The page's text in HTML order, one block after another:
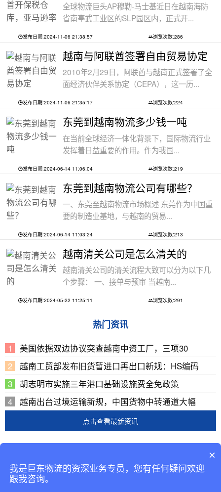
全球物流巨头AP穆勒-马士基近日在越南海防
省南亭武工业区的SLP园区内，正式开...
发布日期:2024-11-06 21:38:57 浏览次数:286
越南与阿联酋签署自由贸易协定
2010年2月29日，阿联酋与越南正式签署了全
面经济伙伴关系协定（CEPA），这一历...
发布日期:2024-11-06 21:35:17 浏览次数:224
东莞到越南物流多少钱一吨
在当前全球经济一体化背景下，国际物流行业
发挥着日益重要的作用。作为我国...
发布日期:2024-06-14 11:06:04 浏览次数:219
东莞到越南物流公司有哪些？
一、东莞至越南物流市场概述 东莞作为中国重
要的制造业基地，与越南的贸易...
发布日期:2024-06-14 11:03:24 浏览次数:213
越南清关公司是怎么清关的
越南清关公司的清关流程大致可以分为以下几
个步骤： 一、接单与预审 当越南...
发布日期:2024-05-22 11:25:11 浏览次数:291
热门资讯
美国依据双边协议突查越南中资工厂，三项30
越南工贸部发布旧货暂进口再出口新规：HS编码
胡志明市实施三年港口基础设施费全免政策
越南出台过境运输新规，中国货物中转通道大幅
点击查看最新资讯
版权所有
备案号： 粤ICP备13069001号-2
×
我是巨东物流的资深业务专员，您有任何疑问欢迎
跟我咨询。